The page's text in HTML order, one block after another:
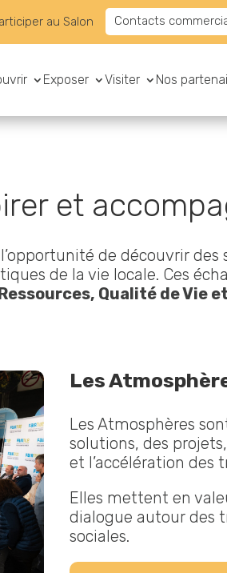
au Salon Contacts
Exposer Visiter Nos
et
de découvrir
de la vie locale. Ces
Qualité de Vie
Les
Les Atmosphères
solutions, des
et l’accélération des
Elles mettent en
dialogue autour des
sociales.